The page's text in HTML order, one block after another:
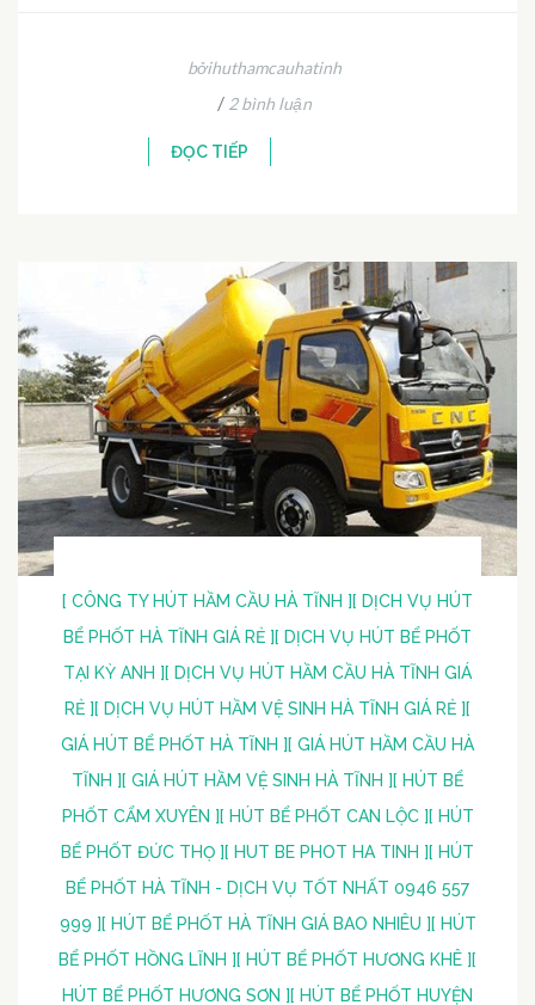
bởihuthamcauhatinh
/ 2 bình luận
ĐỌC TIẾP
[ CÔNG TY HÚT HẦM CẦU HÀ TĨNH ] [ DỊCH VỤ HÚT
BỂ PHỐT HÀ TĨNH GIÁ RẺ ] [ DỊCH VỤ HÚT BỂ PHỐT
TẠI KỲ ANH ] [ DỊCH VỤ HÚT HẦM CẦU HÀ TĨNH GIÁ
RẺ ] [ DỊCH VỤ HÚT HẦM VỆ SINH HÀ TĨNH GIÁ RẺ ] [
GIÁ HÚT BỂ PHỐT HÀ TĨNH ] [ GIÁ HÚT HẦM CẦU HÀ
TĨNH ] [ GIÁ HÚT HẦM VỆ SINH HÀ TĨNH ] [ HÚT BỂ
PHỐT CẨM XUYÊN ] [ HÚT BỂ PHỐT CAN LỘC ] [ HÚT
BỂ PHỐT ĐỨC THỌ ] [ HUT BE PHOT HA TINH ] [ HÚT
BỂ PHỐT HÀ TĨNH - DỊCH VỤ TỐT NHẤT 0946 557
999 ] [ HÚT BỂ PHỐT HÀ TĨNH GIÁ BAO NHIÊU ] [ HÚT
BỂ PHỐT HỒNG LĨNH ] [ HÚT BỂ PHỐT HƯƠNG KHÊ ] [
HÚT BỂ PHỐT HƯƠNG SƠN ] [ HÚT BỂ PHỐT HUYỆN